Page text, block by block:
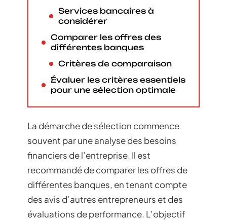
Services bancaires à
considérer
Comparer les offres des
différentes banques
Critères de comparaison
Évaluer les critères essentiels
pour une sélection optimale
La démarche de sélection commence
souvent par une analyse des besoins
financiers de l’entreprise. Il est
recommandé de comparer les offres de
différentes banques, en tenant compte
des avis d’autres entrepreneurs et des
évaluations de performance. L’objectif